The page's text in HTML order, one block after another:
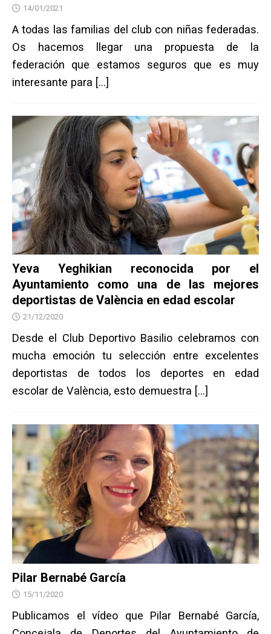
14/01/2021
A todas las familias del club con niñas federadas.
Os hacemos llegar una propuesta de la
federación que estamos seguros que es muy
interesante para […]
Yeva Yeghikian reconocida por el
Ayuntamiento como una de las mejores
deportistas de València en edad escolar
21/12/2020
Desde el Club Deportivo Basilio celebramos con
mucha emoción tu selección entre excelentes
deportistas de todos los deportes en edad
escolar de València, esto demuestra […]
Pilar Bernabé García
15/11/2020
Publicamos el vídeo que Pilar Bernabé García,